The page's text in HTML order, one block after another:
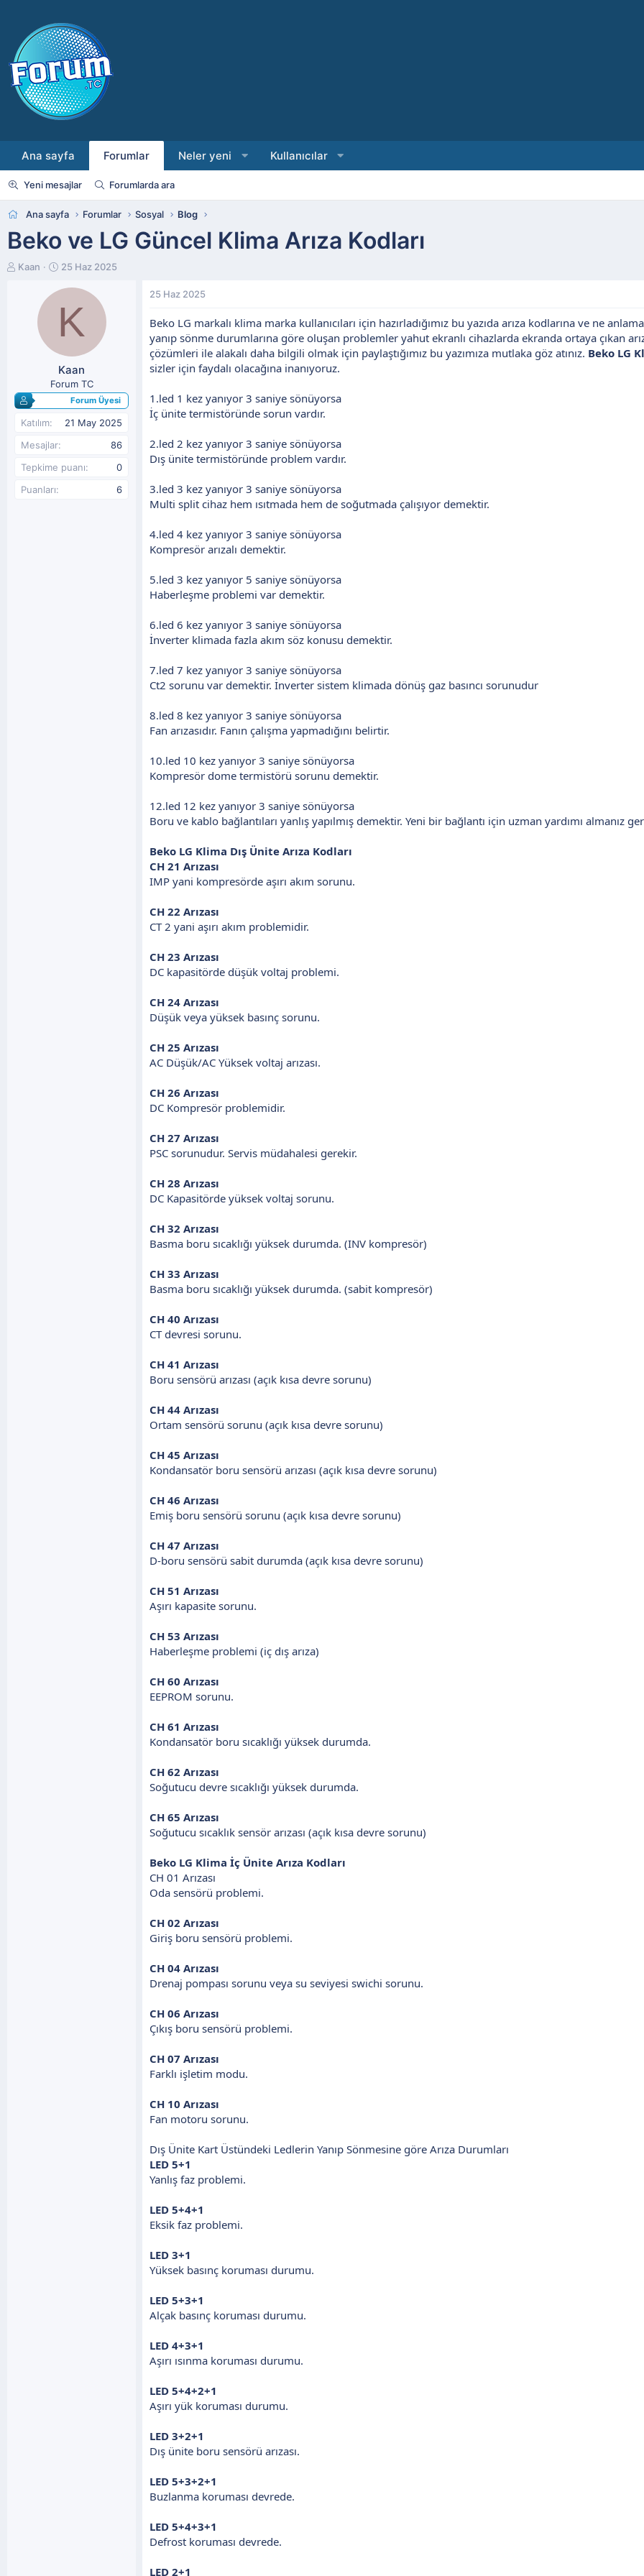
Ana sayfa Forumlar Neler yeni Kullanıcılar
Yeni mesajlar Forumlarda ara
Ana sayfa Forumlar Sosyal Blog
Beko ve LG Güncel Klima Arıza Kodları
K
l
a
n
Kaan
B
ş
ı
ç
t
a
r
25 Haz 2025
K
Kaan
Forum TC
Forum Üyesi
Katılım
21 May 2025
Mesajlar
86
Tepkime puanı
0
Puanları
6
25 Haz 2025
Beko LG markalı klima marka kullanıcıları için hazırladığımız bu yazıda arıza kodlarına ve ne
yanıp sönme durumlarına göre oluşan problemler yahut ekranlı cihazlarda ekranda ortaya çıkan
çözümleri ile alakalı daha bilgili olmak için paylaştığımız bu yazımıza mutlaka göz atınız. Beko LG
sizler için faydalı olacağına inanıyoruz.
1.led 1 kez yanıyor 3 saniye sönüyorsa
İç ünite termistöründe sorun vardır.
2.led 2 kez yanıyor 3 saniye sönüyorsa
Dış ünite termistöründe problem vardır.
3.led 3 kez yanıyor 3 saniye sönüyorsa
Multi split cihaz hem ısıtmada hem de soğutmada çalışıyor demektir.
4.led 4 kez yanıyor 3 saniye sönüyorsa
Kompresör arızalı demektir.
5.led 3 kez yanıyor 5 saniye sönüyorsa
Haberleşme problemi var demektir.
6.led 6 kez yanıyor 3 saniye sönüyorsa
İnverter klimada fazla akım söz konusu demektir.
7.led 7 kez yanıyor 3 saniye sönüyorsa
Ct2 sorunu var demektir. İnverter sistem klimada dönüş gaz basıncı sorunudur
8.led 8 kez yanıyor 3 saniye sönüyorsa
Fan arızasıdır. Fanın çalışma yapmadığını belirtir.
10.led 10 kez yanıyor 3 saniye sönüyorsa
Kompresör dome termistörü sorunu demektir.
12.led 12 kez yanıyor 3 saniye sönüyorsa
Boru ve kablo bağlantıları yanlış yapılmış demektir. Yeni bir bağlantı için uzman yardımı almanız
Beko LG Klima Dış Ünite Arıza Kodları
CH 21 Arızası
IMP yani kompresörde aşırı akım sorunu.
CH 22 Arızası
CT 2 yani aşırı akım problemidir.
CH 23 Arızası
DC kapasitörde düşük voltaj problemi.
CH 24 Arızası
Düşük veya yüksek basınç sorunu.
CH 25 Arızası
AC Düşük/AC Yüksek voltaj arızası.
CH 26 Arızası
DC Kompresör problemidir.
CH 27 Arızası
PSC sorunudur. Servis müdahalesi gerekir.
CH 28 Arızası
DC Kapasitörde yüksek voltaj sorunu.
CH 32 Arızası
Basma boru sıcaklığı yüksek durumda. (INV kompresör)
CH 33 Arızası
Basma boru sıcaklığı yüksek durumda. (sabit kompresör)
CH 40 Arızası
CT devresi sorunu.
CH 41 Arızası
Boru sensörü arızası (açık kısa devre sorunu)
CH 44 Arızası
Ortam sensörü sorunu (açık kısa devre sorunu)
CH 45 Arızası
Kondansatör boru sensörü arızası (açık kısa devre sorunu)
CH 46 Arızası
Emiş boru sensörü sorunu (açık kısa devre sorunu)
CH 47 Arızası
D-boru sensörü sabit durumda (açık kısa devre sorunu)
CH 51 Arızası
Aşırı kapasite sorunu.
CH 53 Arızası
Haberleşme problemi (iç dış arıza)
CH 60 Arızası
EEPROM sorunu.
CH 61 Arızası
Kondansatör boru sıcaklığı yüksek durumda.
CH 62 Arızası
Soğutucu devre sıcaklığı yüksek durumda.
CH 65 Arızası
Soğutucu sıcaklık sensör arızası (açık kısa devre sorunu)
Beko LG Klima İç Ünite Arıza Kodları
CH 01 Arızası
Oda sensörü problemi.
CH 02 Arızası
Giriş boru sensörü problemi.
CH 04 Arızası
Drenaj pompası sorunu veya su seviyesi swichi sorunu.
CH 06 Arızası
Çıkış boru sensörü problemi.
CH 07 Arızası
Farklı işletim modu.
CH 10 Arızası
Fan motoru sorunu.
Dış Ünite Kart Üstündeki Ledlerin Yanıp Sönmesine göre Arıza Durumları
LED 5+1
Yanlış faz problemi.
LED 5+4+1
Eksik faz problemi.
LED 3+1
Yüksek basınç koruması durumu.
LED 5+3+1
Alçak basınç koruması durumu.
LED 4+3+1
Aşırı ısınma koruması durumu.
LED 5+4+2+1
Aşırı yük koruması durumu.
LED 3+2+1
Dış ünite boru sensörü arızası.
LED 5+3+2+1
Buzlanma koruması devrede.
LED 5+4+3+1
Defrost koruması devrede.
LED 2+1